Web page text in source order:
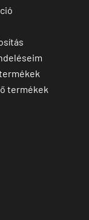
termékek